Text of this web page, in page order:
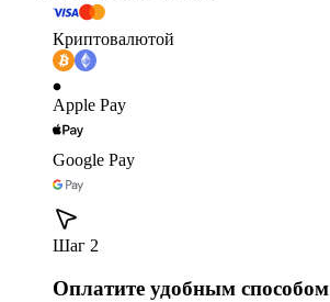
Криптовалютой
Apple Pay
Google Pay
Шаг 2
Оплатите удобным способом